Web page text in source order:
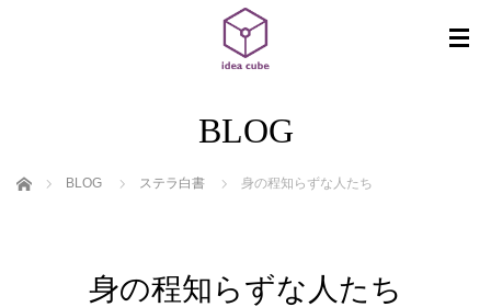
BLOG
ホーム BLOG ステラ白書 身の程知らずな人たち
身の程知らずな人たち